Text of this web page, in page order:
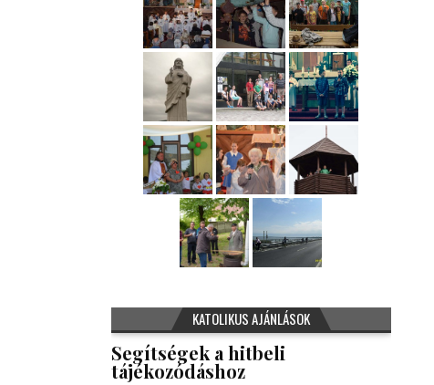
KATOLIKUS AJÁNLÁSOK
Segítségek a hitbeli
tájékozódáshoz